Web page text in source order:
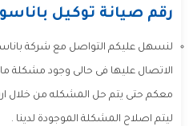
رقم صيانة توكيل
لنسهل عليكم التواصل مع شركة
الاتصال عليها فى حالى وجود مشكلة
معكم حتى يتم حل المشكله من خلال
ليتم اصلاح المشكلة الموجودة لدينا .